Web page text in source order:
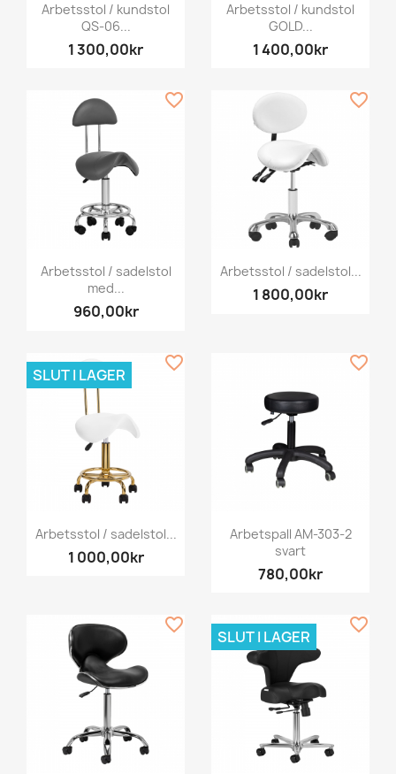
Arbetsstol / kundstol
QS-06...
1 300,00kr
Arbetsstol / kundstol
GOLD...
1 400,00kr
Arbetsstol / sadelstol
med...
960,00kr
favorite_border
Arbetsstol / sadelstol...
1 800,00kr
favorite_border
Arbetsstol / sadelstol...
1 000,00kr
SLUT I LAGER
favorite_border
Arbetspall AM-303-2
svart
780,00kr
favorite_border
favorite_border
SLUT I LAGER
favorite_border